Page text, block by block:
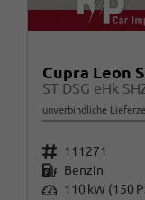
Cupra Leon
ST DSG eHk
unverbindliche
Fahrzeugnr. 111271
Kraftstoff Benzin
Leistung 110 kW (150